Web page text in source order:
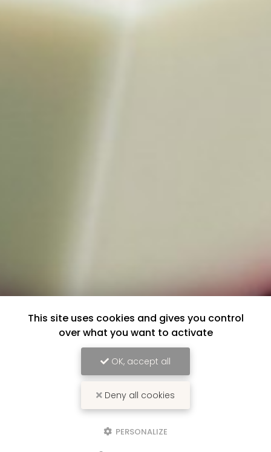
This site uses cookies and gives you control
over what you want to activate
OK, accept all
Deny all cookies
PERSONALIZE